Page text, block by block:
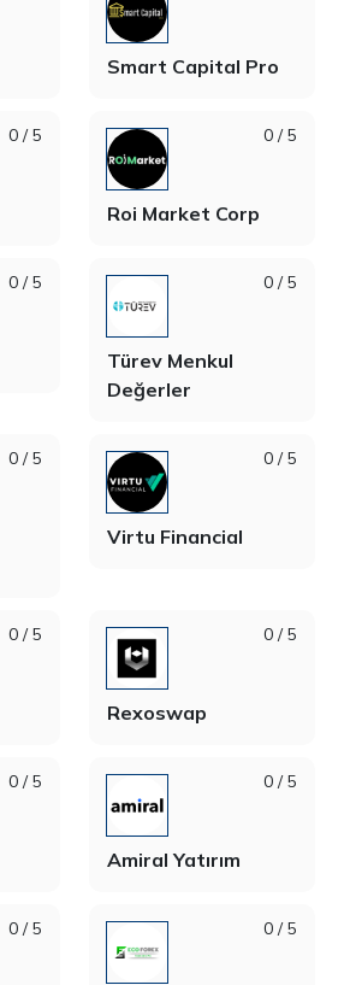
Smart Capital Pro
0 / 5 0 / 5
Roi Market Corp
0 / 5 0 / 5
Türev Menkul
Değerler
0 / 5 0 / 5
Virtu Financial
0 / 5 0 / 5
Rexoswap
0 / 5 0 / 5
Amiral Yatırım
0 / 5 0 / 5